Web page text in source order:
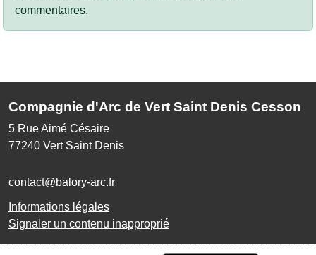
commentaires.
Compagnie d'Arc de Vert Saint Denis Cesson
5 Rue Aimé Césaire
77240 Vert Saint Denis
contact@balory-arc.fr
Informations légales
Signaler un contenu inapproprié